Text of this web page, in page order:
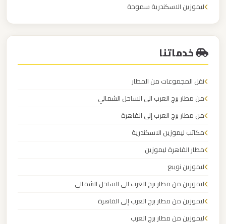
ليموزين الاسكندرية سموحة
أسعار ليموزين من الاسكندرية إلى مطار القاهرة
خدماتنا
نقل المجموعات من المطار
من مطار برج العرب الى الساحل الشمالي
من مطار برج العرب إلى القاهرة
مكاتب ليموزين الاسكندرية
مطار القاهرة ليموزين
ليموزين نويبع
ليموزين من مطار برج العرب الى الساحل الشمالي
ليموزين من مطار برج العرب إلى القاهرة
ليموزين من مطار برج العرب
القاهرة
الخط
الساخن
ليموزين
القاهرة
أسعار
ليموزين
القاهرة
ليموزين